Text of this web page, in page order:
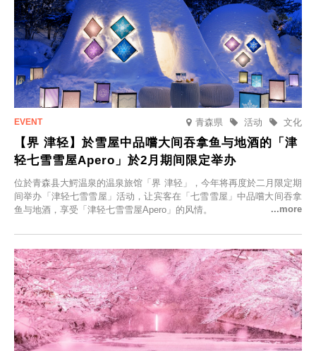
青森県 文化
活动
【界 津轻】於雪屋中品嚐大间吞拿鱼与地酒的「津
轻七雪雪屋Apero」於2月期间限定举办
位於青森县大鰐温泉的温泉旅馆「界 津轻」，今年将再度於二月限定期
间举办「津轻七雪雪屋」活动，让宾客在「七雪雪屋」中品嚐大间吞拿
鱼与地酒，享受「津轻七雪雪屋Apero」的风情。